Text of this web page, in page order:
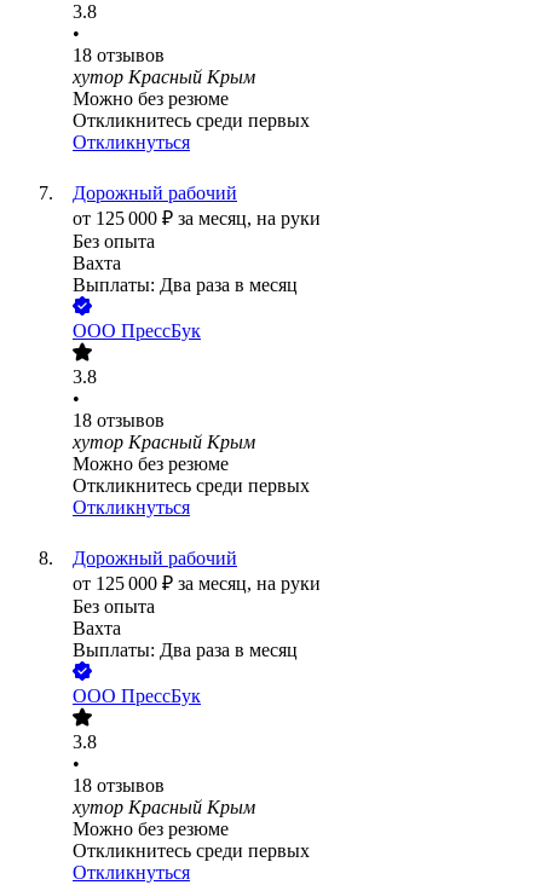
3.8
•
18 отзывов
хутор Красный Крым
Можно без резюме
Откликнитесь среди первых
Откликнуться
Дорожный рабочий
от 125 000 ₽ за месяц, на руки
Без опыта
Вахта
Выплаты: Два раза в месяц
ООО ПрессБук
3.8
•
18 отзывов
хутор Красный Крым
Можно без резюме
Откликнитесь среди первых
Откликнуться
Дорожный рабочий
от 125 000 ₽ за месяц, на руки
Без опыта
Вахта
Выплаты: Два раза в месяц
ООО ПрессБук
3.8
•
18 отзывов
хутор Красный Крым
Можно без резюме
Откликнитесь среди первых
Откликнуться